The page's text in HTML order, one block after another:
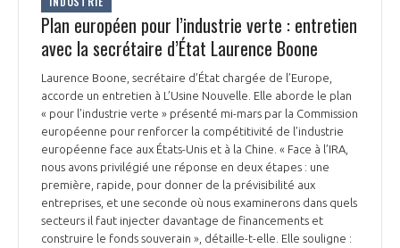
Plan européen pour l’industrie verte : entretien
avec la secrétaire d’État Laurence Boone
Laurence Boone, secrétaire d’État chargée de l’Europe,
accorde un entretien à L’Usine Nouvelle. Elle aborde le plan
« pour l’industrie verte » présenté mi-mars par la Commission
européenne pour renforcer la compétitivité de l’industrie
européenne face aux États-Unis et à la Chine. « Face à l’IRA,
nous avons privilégié une réponse en deux étapes : une
première, rapide, pour donner de la prévisibilité aux
entreprises, et une seconde où nous examinerons dans quels
secteurs il faut injecter davantage de financements et
construire le fonds souverain », détaille-t-elle. Elle souligne :